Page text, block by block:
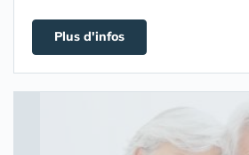
Plus d'infos